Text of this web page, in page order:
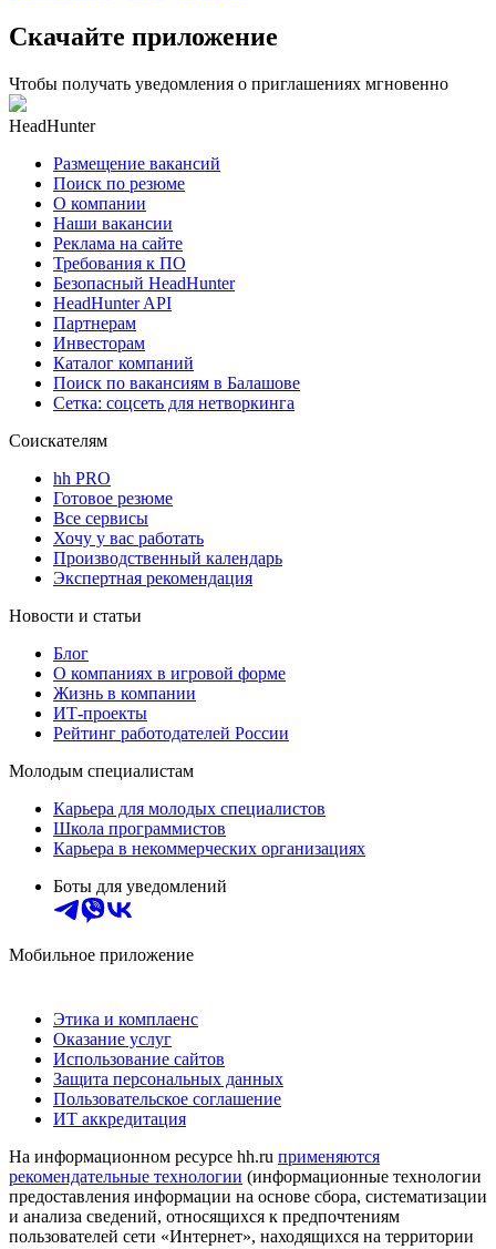
Скачайте приложение
Чтобы получать уведомления о приглашениях мгновенно
HeadHunter
Размещение вакансий
Поиск по резюме
О компании
Наши вакансии
Реклама на сайте
Требования к ПО
Безопасный HeadHunter
HeadHunter API
Партнерам
Инвесторам
Каталог компаний
Поиск по вакансиям в Балашове
Сетка: соцсеть для нетворкинга
Соискателям
hh PRO
Готовое резюме
Все сервисы
Хочу у вас работать
Производственный календарь
Экспертная рекомендация
Новости и статьи
Блог
О компаниях в игровой форме
Жизнь в компании
ИТ-проекты
Рейтинг работодателей России
Молодым специалистам
Карьера для молодых специалистов
Школа программистов
Карьера в некоммерческих организациях
Боты для уведомлений
Мобильное приложение
Этика и комплаенс
Оказание услуг
Использование сайтов
Защита персональных данных
Пользовательское соглашение
ИТ аккредитация
На информационном ресурсе hh.ru применяются
рекомендательные технологии (информационные технологии
предоставления информации на основе сбора, систематизации
и анализа сведений, относящихся к предпочтениям
пользователей сети «Интернет», находящихся на территории